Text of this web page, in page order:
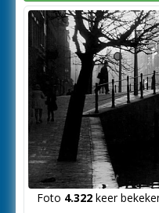
Foto 4.322keer